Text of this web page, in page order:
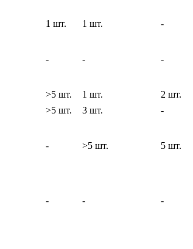
1 шт. 1 шт. -
- - -
>5 шт. 1 шт. 2 шт.
>5 шт. 3 шт. -
- >5 шт. 5 шт.
- - -